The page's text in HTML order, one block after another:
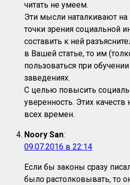
читать не умеем.
Эти мысли наталкивают на
точки зрения социальной
составить к ней
в Вашей статье, то им
пользоваться при
заведениях.
С целью повысить
уверенность. Этих
всех времен.
Noory San:
09.07.2016 в 22:14
Если бы законы сразу
было растолковывать, то